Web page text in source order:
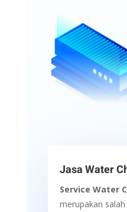
Jasa Water
Service Water
merupakan